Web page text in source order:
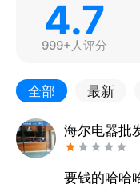
4.7
999+人评分
全部 最新
海尔电器批
要钱的哈哈